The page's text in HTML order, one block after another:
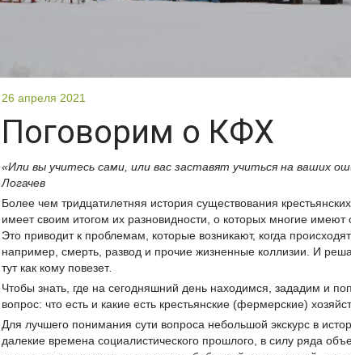
26 апреля 2021
Поговорим о КФХ
«Или вы учитесь сами, или вас заставят учиться на ваших
Логачев
Более чем тридцатилетняя история существования
имеет своим итогом их разновидности, о которых многие имеют
Это приводит к проблемам, которые возникают, когда
например, смерть, развод и прочие жизненные коллизии. И
тут как кому повезет.
Чтобы знать, где на сегодняшний день находимся, зададим и
вопрос: что есть и какие есть крестьянские (фермерские)
Для лучшего понимания сути вопроса небольшой экскурс в
далекие времена социалистического прошлого, в силу ряда